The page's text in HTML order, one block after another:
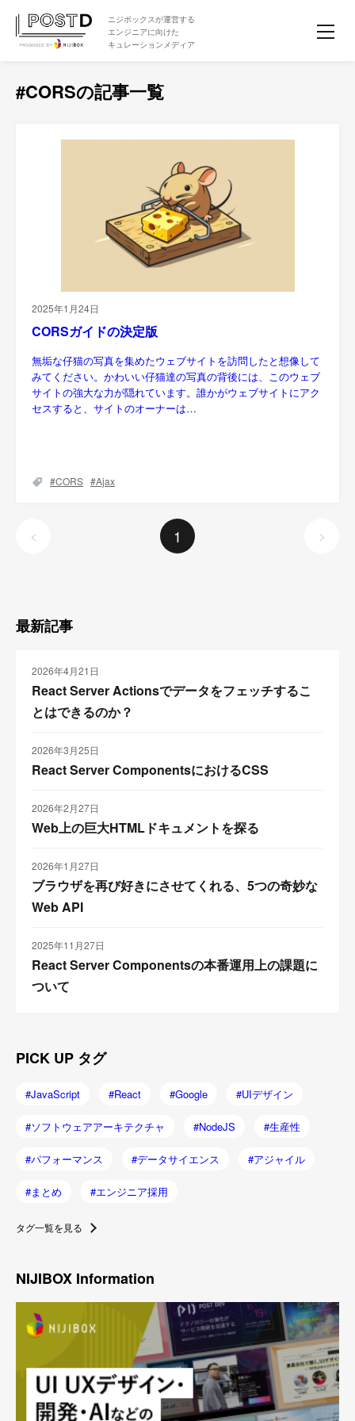
ニジボックスが運営する
エンジニアに向けた
キュレーションメディア
#CORSの記事一覧
2025年1月24日
CORSガイドの決定版
無垢な仔猫の写真を集めたウェブサイトを訪問したと想像して
みてください。かわいい仔猫達の写真の背後には、このウェブ
サイトの強大な力が隠れています。誰かがウェブサイトにアク
セスすると、サイトのオーナーは…
CORS Ajax
< 1 >
最新記事
2026年4月21日
React Server Actionsでデータをフェッチするこ
とはできるのか？
2026年3月25日
React Server ComponentsにおけるCSS
2026年2月27日
Web上の巨大HTMLドキュメントを探る
2026年1月27日
ブラウザを再び好きにさせてくれる、5つの奇妙な
Web API
2025年11月27日
React Server Componentsの本番運用上の課題に
ついて
PICK UP タグ
JavaScript React Google UIデザイン
ソフトウェアアーキテクチャ NodeJS 生産性
パフォーマンス データサイエンス アジャイル
まとめ エンジニア採用
タグ一覧を見る
NIJIBOX Information